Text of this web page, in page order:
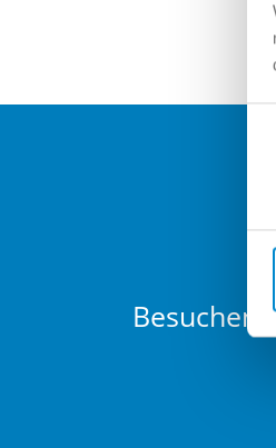
Besuchen